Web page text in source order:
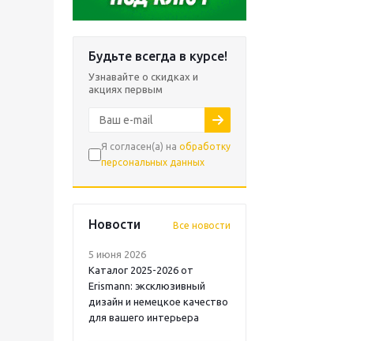
Будьте всегда в курсе!
Узнавайте о скидках и
акциях первым
Я согласен(а) на обработку
персональных данных
Новости Все новости
5 июня 2026
Каталог 2025-2026 от
Erismann: эксклюзивный
дизайн и немецкое качество
для вашего интерьера